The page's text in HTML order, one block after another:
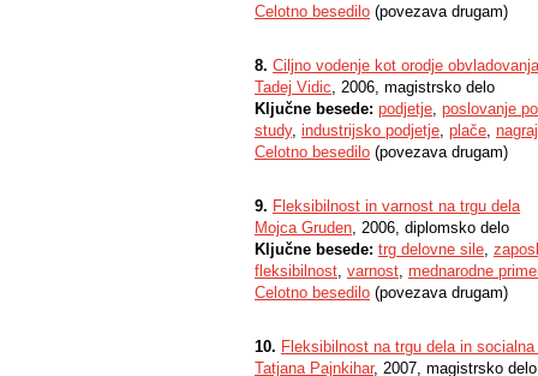
Celotno besedilo (povezava drugam)
8. Ciljno vodenje kot orodje
Tadej Vidic, 2006, magistrsko delo
Ključne besede: podjetje, poslovanje
study, industrijsko podjetje, plače,
Celotno besedilo (povezava drugam)
9. Fleksibilnost in varnost na trgu dela
Mojca Gruden, 2006, diplomsko delo
Ključne besede: trg delovne sile,
fleksibilnost, varnost, mednarodne
Celotno besedilo (povezava drugam)
10. Fleksibilnost na trgu dela in
Tatjana Pajnkihar, 2007, magistrsko delo